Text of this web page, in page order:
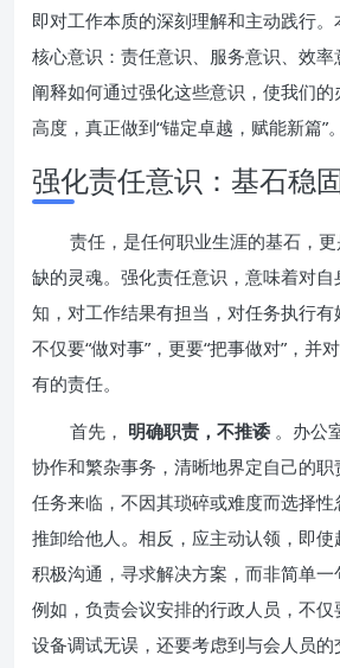
即对工作本质的深刻理解和主动践行
核心意识：责任意识、服务意识、效
阐释如何通过强化这些意识，使我们
高度，真正做到“锚定卓越，赋能新篇”。
强化责任意识：基石稳
责任，是任何职业生涯的基石，
缺的灵魂。强化责任意识，意味着对自
知，对工作结果有担当，对任务执行
不仅要“做对事”，更要“把事做对”，并
有的责任。
首先， 明确职责，不推诿 。办公
协作和繁杂事务，清晰地界定自己的
任务来临，不因其琐碎或难度而选择
推卸给他人。相反，应主动认领，即
积极沟通，寻求解决方案，而非简单一
例如，负责会议安排的行政人员，不仅
设备调试无误，还要考虑到与会人员的